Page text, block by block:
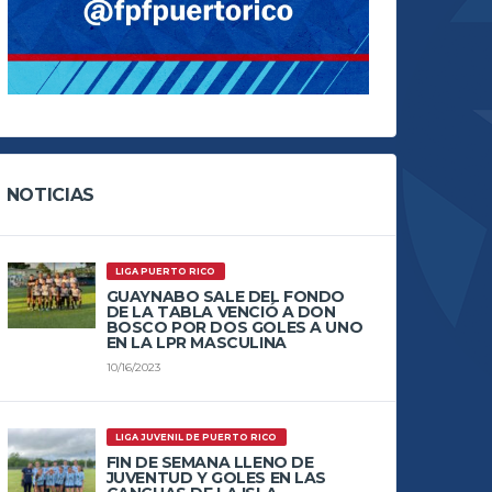
NOTICIAS
LIGA PUERTO RICO
GUAYNABO SALE DEL FONDO
DE LA TABLA VENCIÓ A DON
BOSCO POR DOS GOLES A UNO
EN LA LPR MASCULINA
10/16/2023
LIGA JUVENIL DE PUERTO RICO
FIN DE SEMANA LLENO DE
JUVENTUD Y GOLES EN LAS